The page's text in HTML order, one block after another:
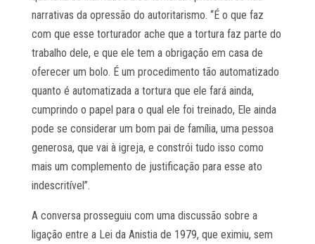
narrativas da opressão do autoritarismo. “É o que faz
com que esse torturador ache que a tortura faz parte do
trabalho dele, e que ele tem a obrigação em casa de
oferecer um bolo. É um procedimento tão automatizado
quanto é automatizada a tortura que ele fará ainda,
cumprindo o papel para o qual ele foi treinado, Ele ainda
pode se considerar um bom pai de família, uma pessoa
generosa, que vai à igreja, e constrói tudo isso como
mais um complemento de justificação para esse ato
indescritível”.
A conversa prosseguiu com uma discussão sobre a
ligação entre a Lei da Anistia de 1979, que eximiu, sem